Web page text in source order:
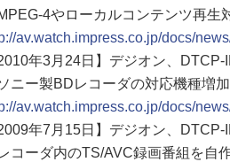
4やローカルコンテンツ再生
av.watch.impress.co.jp/docs/
2010年3月24日】デジオン、
ニー製BDレコーダの対応機種増
av.watch.impress.co.jp/docs/
2009年7月15日】デジオン、
コーダ内のTS/AVC録画番組を自